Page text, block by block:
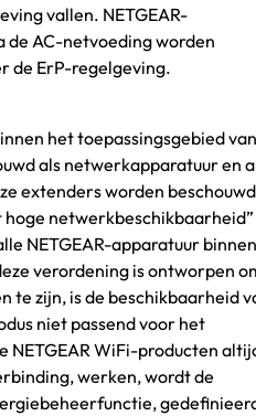
vallen. NETGEAR-
AC-netvoeding worden
de ErP-regelgeving.
het toepassingsgebied van
als netwerkapparatuur en
extenders worden beschouwd
netwerkbeschikbaarheid”
NETGEAR-apparatuur binnen
verordening is ontworpen
zijn, is de beschikbaarheid
niet passend voor het
NETGEAR WiFi-producten
werken, wordt de